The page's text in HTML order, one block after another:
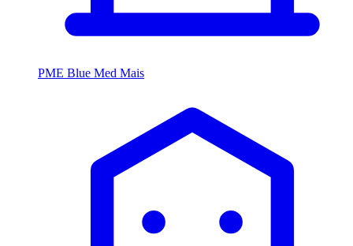
PME Blue Med Mais